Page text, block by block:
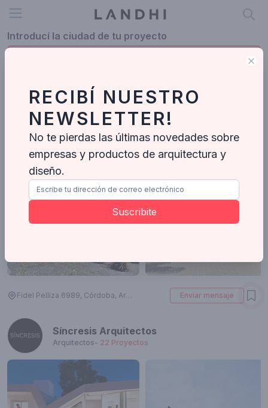
Open menu
Introducí la ciudad de tu proyecto
Profesionales en Córdoba
Córdoba
Blussand Tosco
Arquitectos
Fidel Pelliza 6989, Córdoba, Argentina Enviar mensaje
Síncresis Arquitectos
Arquitectos- 22 Proyectos
RECIBÍ NUESTRO
NEWSLETTER!
No te pierdas las últimas novedades sobre
empresas y productos de arquitectura y
diseño.
Suscribite